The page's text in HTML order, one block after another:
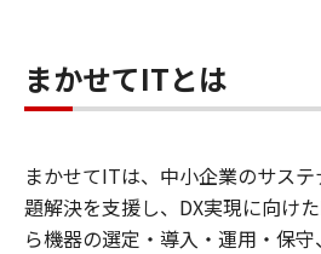
まかせてITとは
まかせてITは、中小企業のサス
題解決を支援し、DX実現に向け
ら機器の選定・導入・運用・保